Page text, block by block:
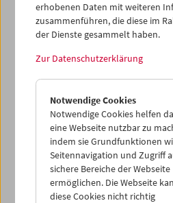
Dieser Inhalt von 'vimeo'
Datenschutzeinstellungen
Cookie-
Stoisch sitzt der Protagonist,
Gmeindl, nackt auf einem Sessel
erleuchteten Raum. Plötzlich
und er wird von einem spitzen
immer wieder attackiert und
herausstellt, Scheirl als
(Text: Magdalena Steffan)
erhobenen Daten mit weiteren
zusammenführen, die diese im
der Dienste gesammelt haben.
Zur Datenschutzerklärung
Notwendige Cookies
Notwendige Cookies helfen
eine Webseite nutzbar zu
indem sie Grundfunktionen
Seitennavigation und Zugriff
sichere Bereiche der Webseite
ermöglichen. Die Webseite
diese Cookies nicht richtig